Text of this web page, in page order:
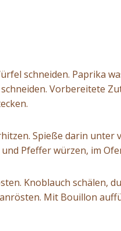
schneiden. Paprika
Vorbereitete
Spieße darin unter
Pfeffer würzen, im
Knoblauch schälen,
Mit Bouillon